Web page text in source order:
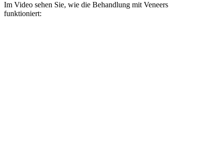
Im Video sehen Sie, wie die Behandlung mit Veneers
funktioniert: